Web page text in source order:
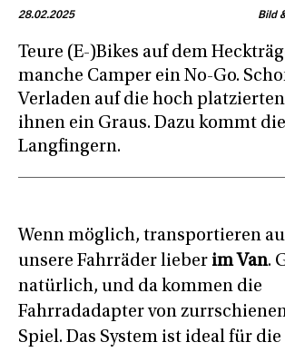
28.02.2025 Bild
Teure (E-)Bikes auf dem
manche Camper ein No-Go.
Verladen auf die hoch
ihnen ein Graus. Dazu kommt
Langfingern.
Wenn möglich, transportieren
unsere Fahrräder lieber im Van.
natürlich, und da kommen die
Fahrradadapter von
Spiel. Das System ist ideal für